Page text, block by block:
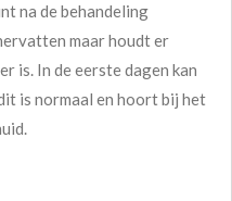
na de behandeling
maar houdt er
is. In de eerste dagen kan
is normaal en hoort bij het